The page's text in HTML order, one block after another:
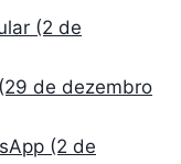
(2 de
de dezembro
(2 de